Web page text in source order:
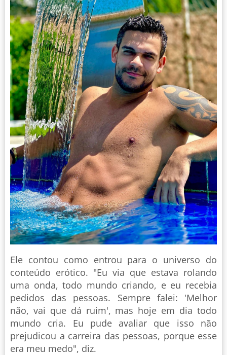
Ele contou como entrou para o universo do
conteúdo erótico. "Eu via que estava rolando
uma onda, todo mundo criando, e eu recebia
pedidos das pessoas. Sempre falei: 'Melhor
não, vai que dá ruim', mas hoje em dia todo
mundo cria. Eu pude avaliar que isso não
prejudicou a carreira das pessoas, porque esse
era meu medo", diz.